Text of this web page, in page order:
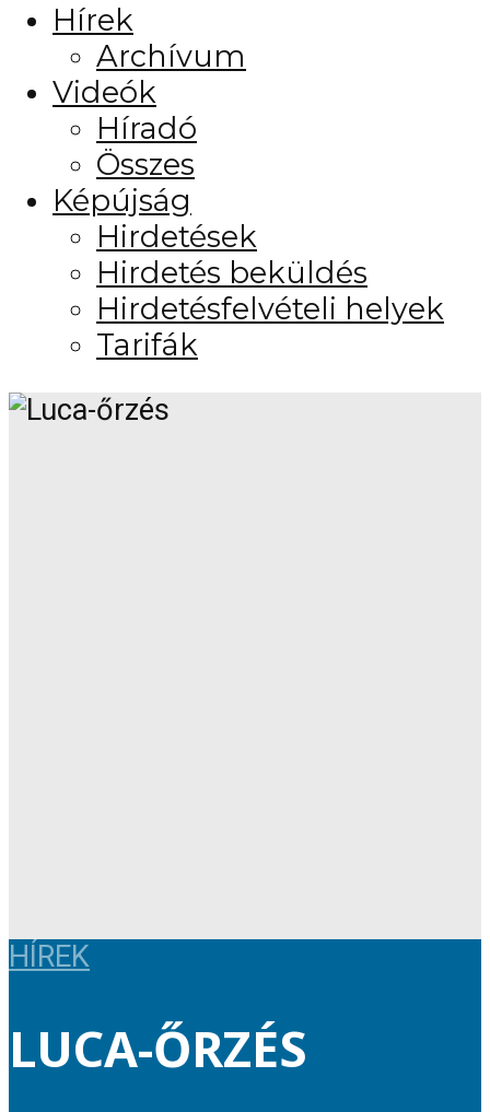
Hírek
Archívum
Videók
Híradó
Összes
Képújság
Hirdetések
Hirdetés beküldés
Hirdetésfelvételi helyek
Tarifák
HÍREK
LUCA-ŐRZÉS